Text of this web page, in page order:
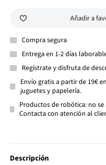
Añadir a
Compra segura
Entrega en 1-2 días
Regístrate y disfruta de
Envío gratis a partir de 19€
juguetes y papelería.
Productos de robótica: no
Contacta con atención al
Descripción